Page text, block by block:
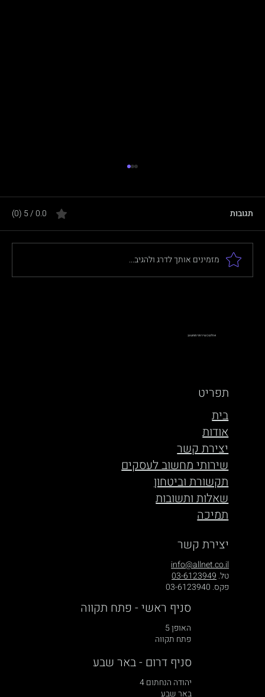
תגובות 0.0 / 5 ‏(0)
מזמינים אותך לדרג ולהגיב...
אולנט | שירותי מחשוב
תפריט
בית
אודות
יצירת קשר
שירותי מחשוב לעסקים
תקשורת וביטחון
שאלות ותשובות
תמיכה
info@allnet.co.il
טל. 03-6123949
פקס. 03-6123940
יצירת קשר
האופן 5
פתח תקווה
סניף ראשי - פתח תקווה
יהודה הנחתום 4
באר שבע
סניף דרום - באר שבע